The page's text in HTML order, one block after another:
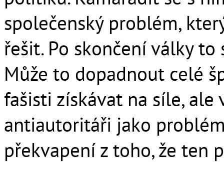
společenský problém,
řešit. Po skončení války
Může to dopadnout celé
fašisti získávat na síle,
antiautoritáři jako
překvapení z toho, že ten